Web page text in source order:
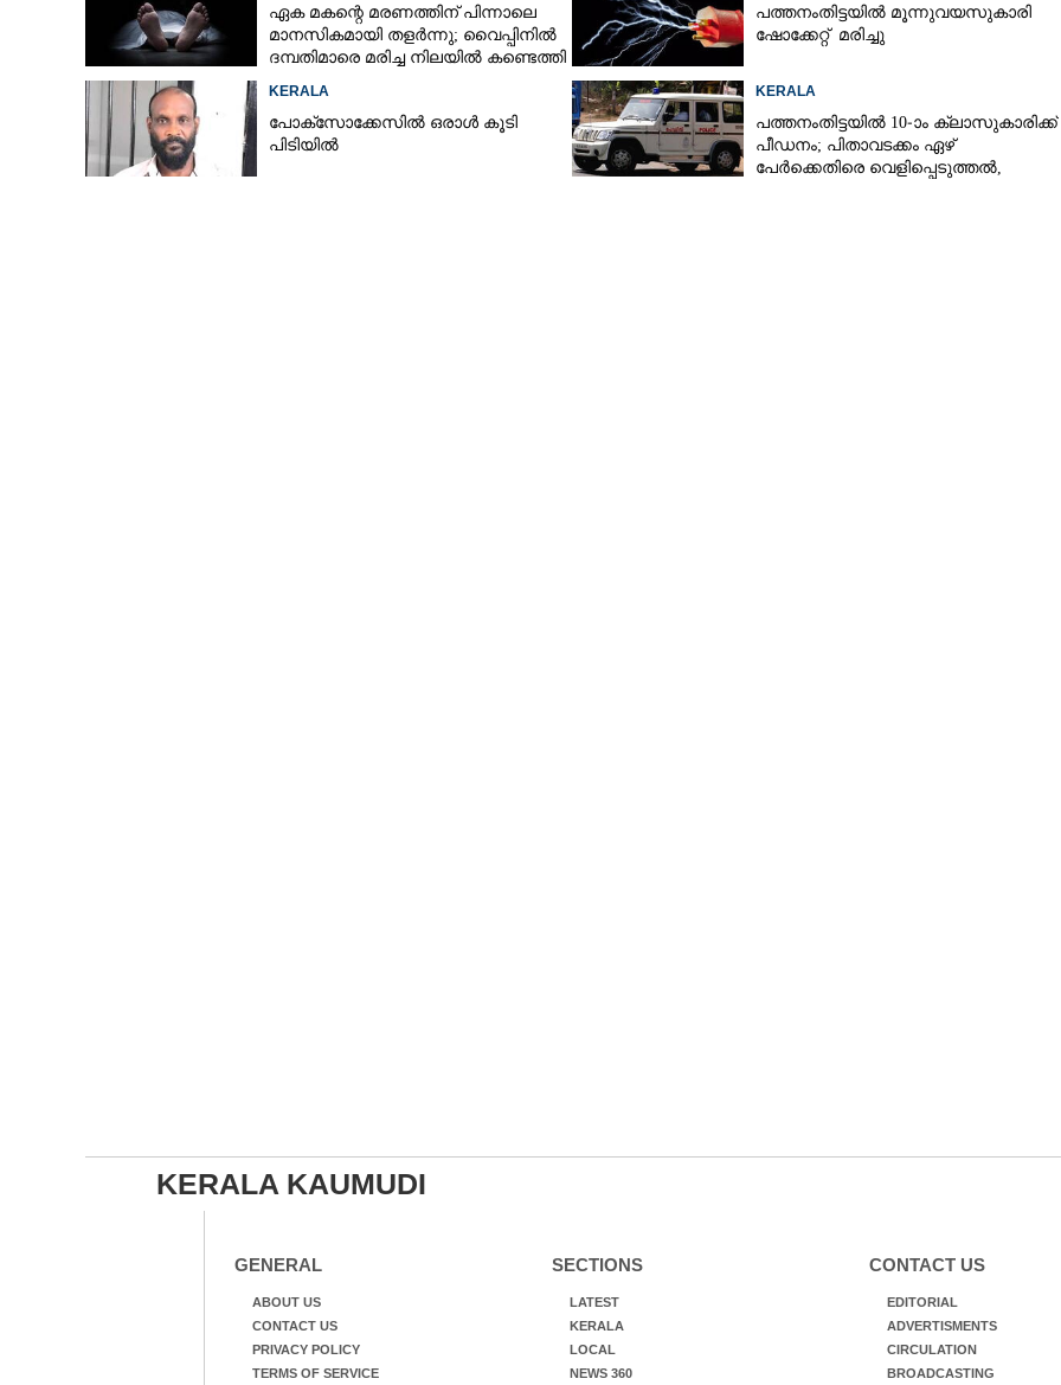
ഏക മകന്റെ മരണത്തിന് പിന്നാലെ
മാനസികമായി തളർന്നു; വൈപ്പിനിൽ
ദമ്പതിമാരെ മരിച്ച നിലയിൽ കണ്ടെത്തി
പത്തനംതിട്ടയിൽ മൂന്നുവയസുകാരി
ഷോക്കേറ്റ് മരിച്ചു
KERALA
പോക്സോക്കേസിൽ ഒരാൾ കൂടി
പിടിയിൽ
KERALA
പത്തനംതിട്ടയിൽ 10-ാം ക്ലാസുകാരിക്ക്
പീഡനം; പിതാവടക്കം ഏഴ്
പേർക്കെതിരെ വെളിപ്പെടുത്തൽ,
KERALA KAUMUDI
GENERAL
ABOUT US
CONTACT US
PRIVACY POLICY
TERMS OF SERVICE
SECTIONS
LATEST
KERALA
LOCAL
NEWS 360
CONTACT US
EDITORIAL
ADVERTISMENTS
CIRCULATION
BROADCASTING